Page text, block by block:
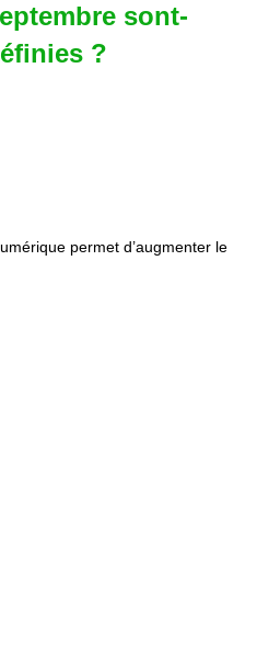
sont-
?
permet d’augmenter le